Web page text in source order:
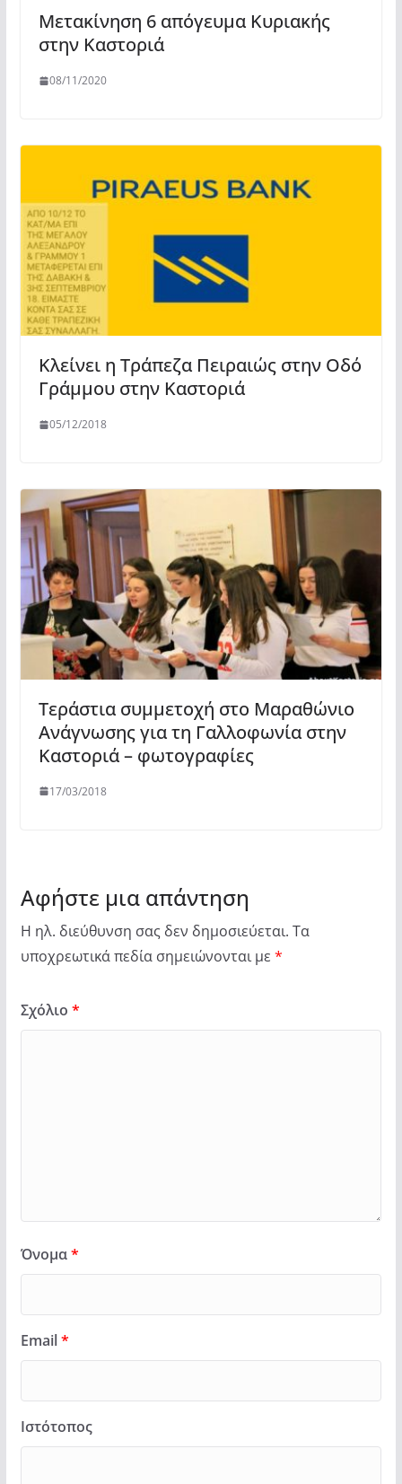
Μετακίνηση 6 απόγευμα Κυριακής
στην Καστοριά
08/11/2020
Κλείνει η Τράπεζα Πειραιώς στην Οδό
Γράμμου στην Καστοριά
05/12/2018
Τεράστια συμμετοχή στο Μαραθώνιο
Ανάγνωσης για τη Γαλλοφωνία στην
Καστοριά – φωτογραφίες
17/03/2018
Αφήστε μια απάντηση
Η ηλ. διεύθυνση σας δεν δημοσιεύεται. Τα
υποχρεωτικά πεδία σημειώνονται με *
Σχόλιο *
Όνομα*
Email*
Ιστότοπος